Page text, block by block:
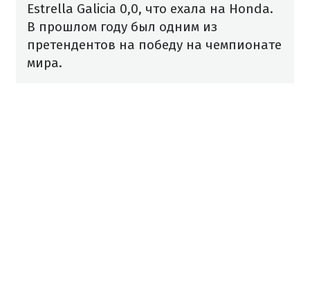
Estrella Galicia 0,0, что ехала на Honda.
В прошлом году был одним из
претендентов на победу на чемпионате
мира.